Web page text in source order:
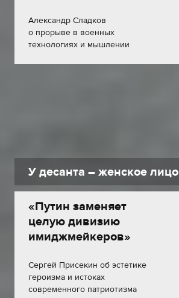
Александр Сладков
о прорыве в военных
технологиях и мышлении
У десанта – женское лицо
«Путин заменяет
целую дивизию
имиджмейкеров»
Сергей Присекин об эстетике
героизма и истоках
современного патриотизма